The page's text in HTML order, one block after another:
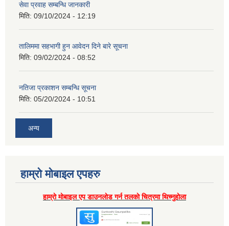
सेवा प्रवाह सम्बन्धि जानकारी
मिति: 09/10/2024 - 12:19
तालिममा सहभागी हुन आवेदन दिने बारे सूचना
मिति: 09/02/2024 - 08:52
नतिजा प्रकाशन सम्बन्धि सूचना
मिति: 05/20/2024 - 10:51
अन्य
हाम्राे माेबाइल एपहरु
हाम्राे माेबाइल एप डाउनलाेड गर्न तलकाे चित्रमा थिच्नुहाेला